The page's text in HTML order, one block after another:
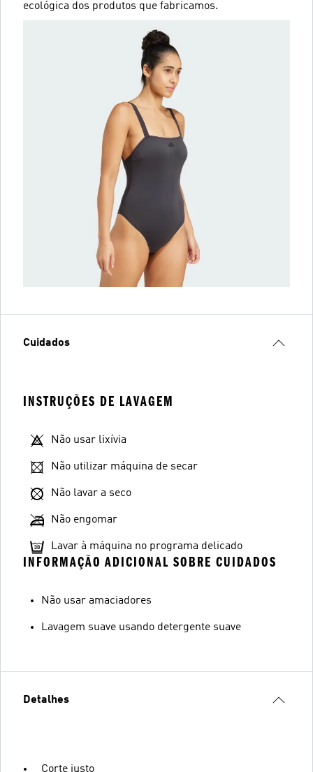
ecológica dos produtos que fabricamos.
Cuidados
INSTRUÇÕES DE LAVAGEM
Não usar lixívia
Não utilizar máquina de secar
Não lavar a seco
Não engomar
Lavar à máquina no programa delicado
INFORMAÇÃO ADICIONAL SOBRE CUIDADOS
Não usar amaciadores
Lavagem suave usando detergente suave
Detalhes
Corte justo